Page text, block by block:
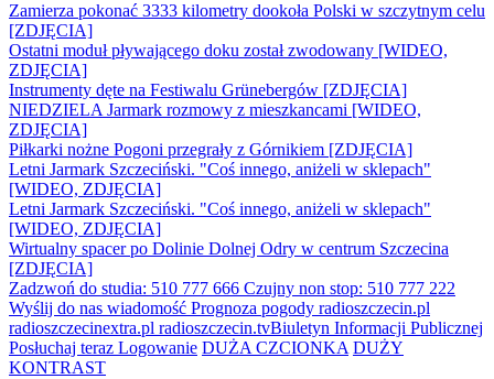
Zamierza pokonać 3333 kilometry dookoła Polski w szczytnym celu
[ZDJĘCIA]
Ostatni moduł pływającego doku został zwodowany [WIDEO,
ZDJĘCIA]
Instrumenty dęte na Festiwalu Grünebergów [ZDJĘCIA]
NIEDZIELA Jarmark rozmowy z mieszkancami [WIDEO,
ZDJĘCIA]
Piłkarki nożne Pogoni przegrały z Górnikiem [ZDJĘCIA]
Letni Jarmark Szczeciński. "Coś innego, aniżeli w sklepach"
[WIDEO, ZDJĘCIA]
Letni Jarmark Szczeciński. "Coś innego, aniżeli w sklepach"
[WIDEO, ZDJĘCIA]
Wirtualny spacer po Dolinie Dolnej Odry w centrum Szczecina
[ZDJĘCIA]
Zadzwoń do studia: 510 777 666 Czujny non stop: 510 777 222
Wyślij do nas wiadomość Prognoza pogody radioszczecin.pl
radioszczecinextra.pl radioszczecin.tvBiuletyn Informacji Publicznej
Posłuchaj teraz Logowanie DUŻA CZCIONKA DUŻY
KONTRAST